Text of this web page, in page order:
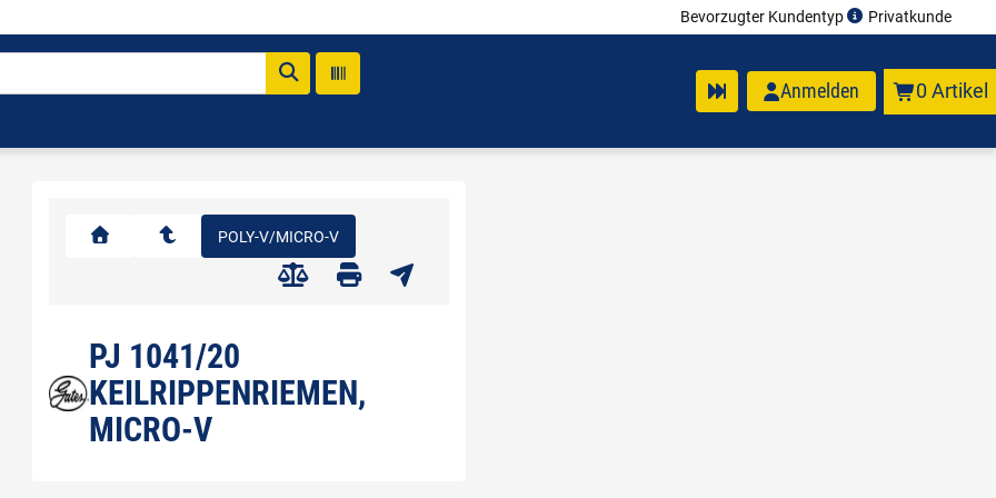
Bevorzugter Kundentyp Privatkunde
Anmelden 0 Artikel
POLY-V/MICRO-V
PJ 1041/20
KEILRIPPENRIEMEN,
MICRO-V